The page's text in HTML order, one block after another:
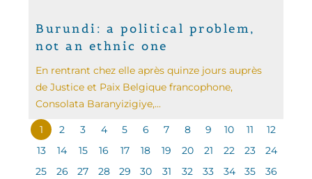
Burundi: a political problem,
not an ethnic one
En rentrant chez elle après quinze jours auprès
de Justice et Paix Belgique francophone,
Consolata Baranyizigiye,...
1 2 3 4 5 6 7 8 9 10 11
12
13
14 15 16 17 18 19 20 21 22 23
24
25
26 27 28 29 30 31 32 33 34 35
36